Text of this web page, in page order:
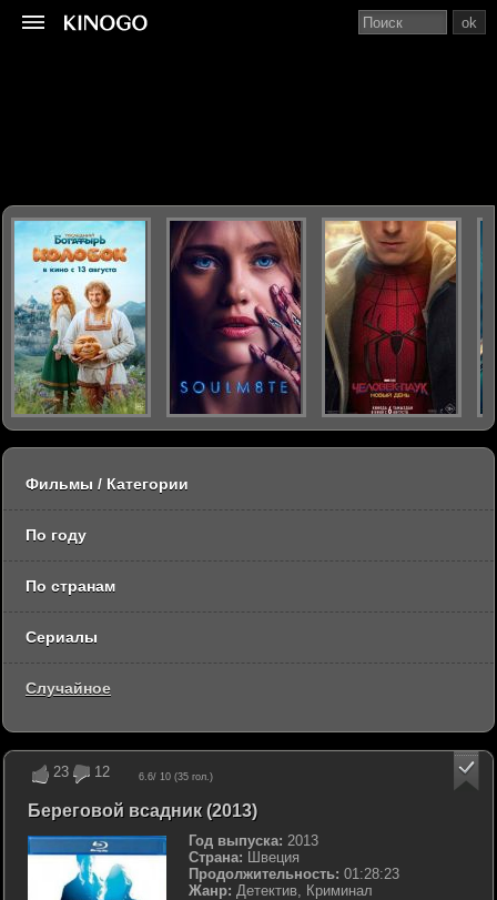
23 12 6.6/ 10 (35 гол.)
Береговой всадник (2013)
Год выпуска: 2013
Страна: Швеция
Продолжительность: 01:28:23
Жанр: Детектив, Криминал
ok
Фильмы / Категории
По году
По странам
Сериалы
Случайное